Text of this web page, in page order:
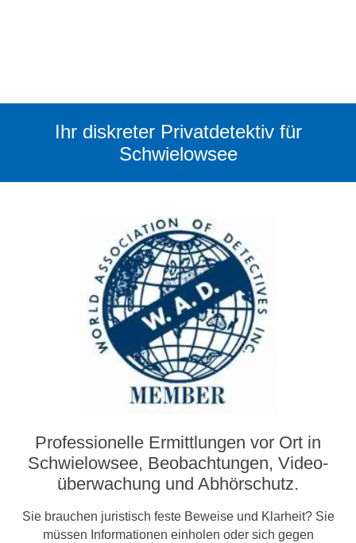
Ihr diskreter Privatdetektiv für
Schwielowsee
Professionelle Ermittlungen vor Ort in
Schwielowsee, Beobachtungen, Video­­
überwachung und Abhörschutz.
Sie brauchen juristisch feste Beweise und Klarheit? Sie
müssen Informationen einholen oder sich gegen